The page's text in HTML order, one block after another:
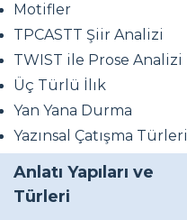
Motifler
TPCASTT Şiir Analizi
TWIST ile Prose Analizi
Üç Türlü İlık
Yan Yana Durma
Yazınsal Çatışma Türleri
Anlatı Yapıları ve
Türleri